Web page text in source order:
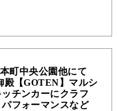
町中央公園他にて
殿【GOTEN】マルシ
チンカーにクラフ
パフォーマンスなど